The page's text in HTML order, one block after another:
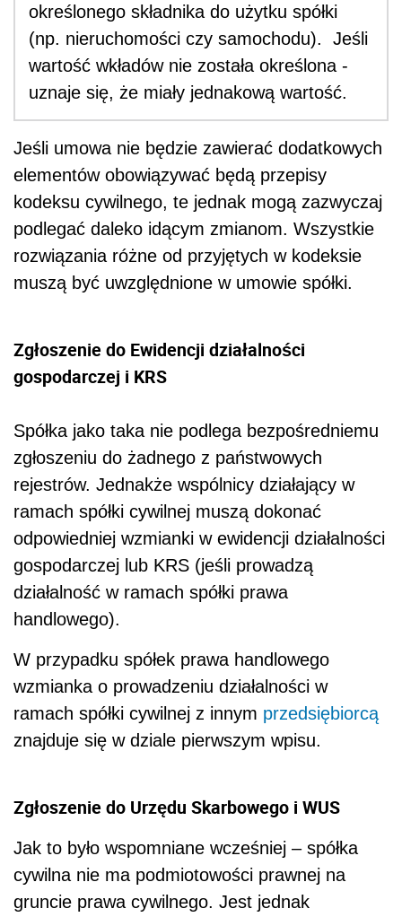
określonego składnika do użytku spółki
(np. nieruchomości czy samochodu). Jeśli
wartość wkładów nie została określona -
uznaje się, że miały jednakową wartość.
Jeśli umowa nie będzie zawierać dodatkowych
elementów obowiązywać będą przepisy
kodeksu cywilnego, te jednak mogą zazwyczaj
podlegać daleko idącym zmianom. Wszystkie
rozwiązania różne od przyjętych w kodeksie
muszą być uwzględnione w umowie spółki.
Zgłoszenie do Ewidencji działalności
gospodarczej i KRS
Spółka jako taka nie podlega bezpośredniemu
zgłoszeniu do żadnego z państwowych
rejestrów. Jednakże wspólnicy działający w
ramach spółki cywilnej muszą dokonać
odpowiedniej wzmianki w ewidencji działalności
gospodarczej lub KRS (jeśli prowadzą
działalność w ramach spółki prawa
handlowego).
W przypadku spółek prawa handlowego
wzmianka o prowadzeniu działalności w
ramach spółki cywilnej z innym przedsiębiorcą
znajduje się w dziale pierwszym wpisu.
Zgłoszenie do Urzędu Skarbowego i WUS
Jak to było wspomniane wcześniej – spółka
cywilna nie ma podmiotowości prawnej na
gruncie prawa cywilnego. Jest jednak